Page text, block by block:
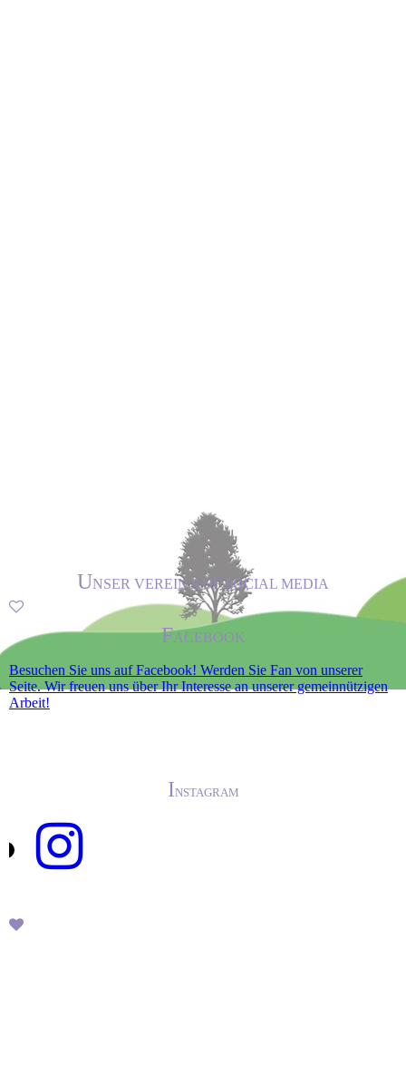
UNSER VEREIN AUF SOCIAL MEDIA
FACEBOOK
Besuchen Sie uns auf Facebook! Werden Sie Fan von unserer
Seite. Wir freuen uns über Ihr Interesse an unserer gemeinnützigen
Arbeit!
INSTAGRAM